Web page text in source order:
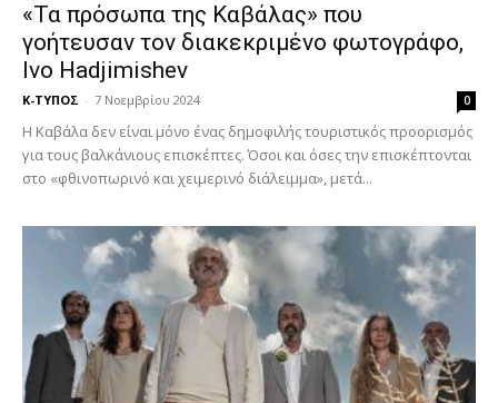
«Τα πρόσωπα της Καβάλας» που
γοήτευσαν τον διακεκριμένο φωτογράφο,
Ivo Hadjimishev
Κ-ΤΥΠΟΣ - 7 Νοεμβρίου 2024 0
Η Καβάλα δεν είναι μόνο ένας δημοφιλής τουριστικός προορισμός
για τους βαλκάνιους επισκέπτες. Όσοι και όσες την επισκέπτονται
στο «φθινοπωρινό και χειμερινό διάλειμμα», μετά...